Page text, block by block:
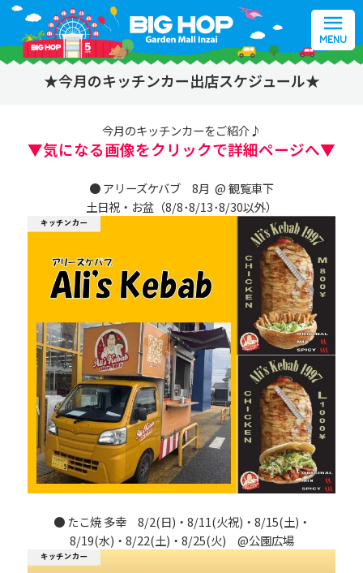
MENU
★今月のキッチンカー出店スケジュール★
今月のキッチンカーをご紹介♪
▼気になる画像をクリックで詳細ページへ▼
●アリーズケバブ 8月 @ 観覧車下
土日祝・お盆（8/8･8/13･8/30以外）
●たこ焼 多幸8/2(日)・8/11(火祝)・8/15(土)・
8/19(水)・8/22(土)・8/25(火) @公園広場